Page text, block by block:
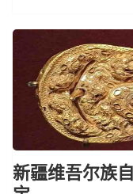
新疆维吾尔族